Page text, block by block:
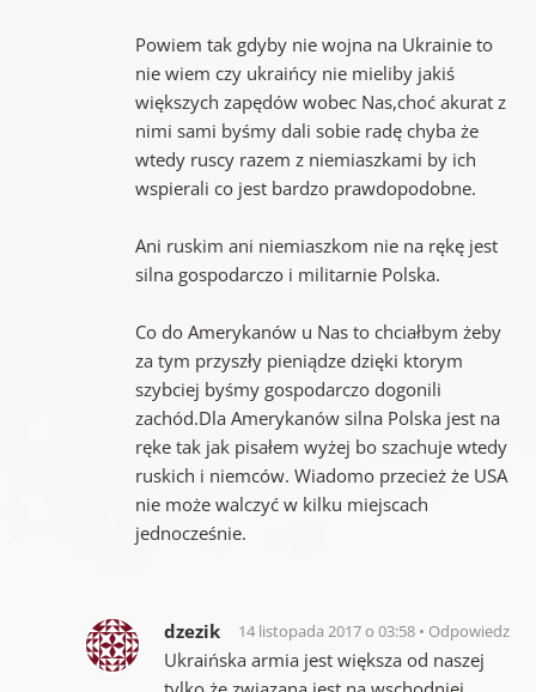
Powiem tak gdyby nie wojna na Ukrainie to
nie wiem czy ukraińcy nie mieliby jakiś
większych zapędów wobec Nas,choć akurat z
nimi sami byśmy dali sobie radę chyba że
wtedy ruscy razem z niemiaszkami by ich
wspierali co jest bardzo prawdopodobne.
Ani ruskim ani niemiaszkom nie na rękę jest
silna gospodarczo i militarnie Polska.
Co do Amerykanów u Nas to chciałbym żeby
za tym przyszły pieniądze dzięki ktorym
szybciej byśmy gospodarczo dogonili
zachód.Dla Amerykanów silna Polska jest na
ręke tak jak pisałem wyżej bo szachuje wtedy
ruskich i niemców. Wiadomo przecież że USA
nie może walczyć w kilku miejscach
jednocześnie.
dzezik 14 listopada 2017 o 03:58 Odpowiedz
Ukraińska armia jest większa od naszej